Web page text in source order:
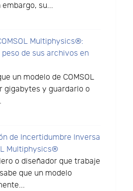
su...
Multiphysics®:
de sus archivos en
un modelo de COMSOL
gigabytes y guardarlo o
de Incertidumbre Inversa
Multiphysics®
o diseñador que trabaje
que un modelo